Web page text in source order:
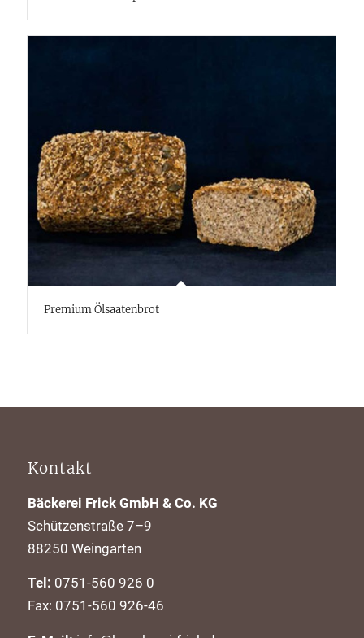
Premium Ölsaatenbrot
Kontakt
Bäckerei Frick GmbH & Co. KG
Schützenstraße 7–9
88250 Weingarten
Tel: 0751-560 926 0
Fax: 0751-560 926-46